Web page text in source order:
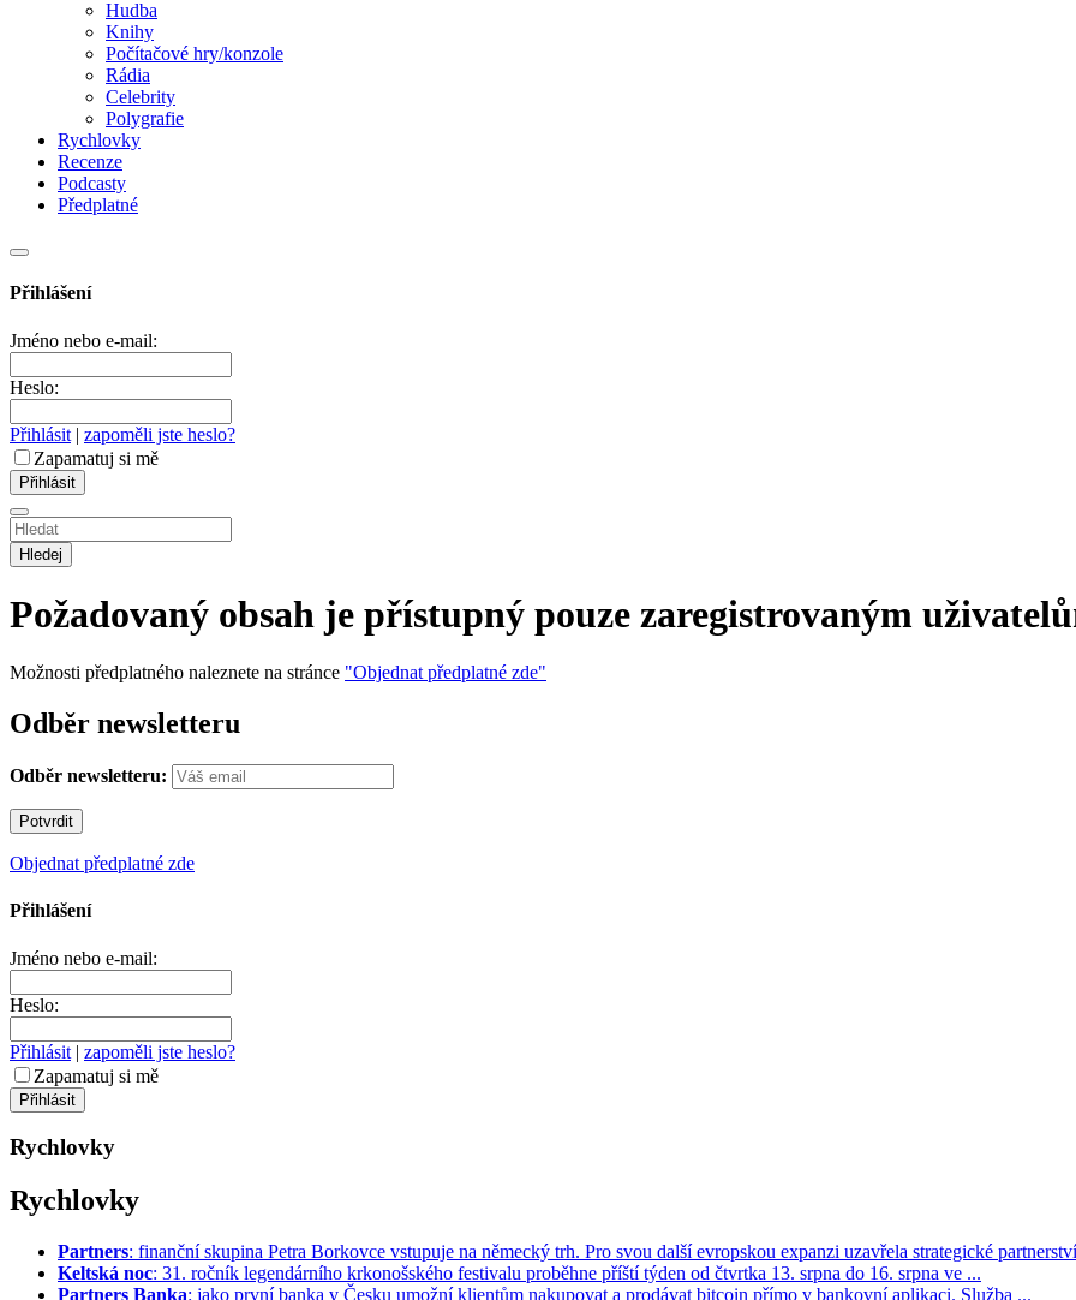
Hudba
Knihy
Počítačové hry/konzole
Rádia
Celebrity
Polygrafie
Rychlovky
Recenze
Podcasty
Předplatné
Přihlášení
Jméno nebo e-mail:
Heslo:
Přihlásit | zapoměli jste heslo?
Zapamatuj si mě
Hledej
Požadovaný obsah je přístupný pouze zaregistrovaným
Možnosti předplatného naleznete na stránce "Objednat předplatné zde"
Odběr newsletteru
Odběr newsletteru:
Objednat předplatné zde
Přihlášení
Jméno nebo e-mail:
Heslo:
Přihlásit | zapoměli jste heslo?
Zapamatuj si mě
Rychlovky
Rychlovky
Partners: finanční skupina Petra Borkovce vstupuje na německý trh. Pro svou další evropskou expanzi uzavřela strategické
Keltská noc: 31. ročník legendárního krkonošského festivalu proběhne příští týden od čtvrtka 13. srpna do 16. srpna ve ...
Partners Banka: jako první banka v Česku umožní klientům nakupovat a prodávat bitcoin přímo v bankovní aplikaci. Služba ...